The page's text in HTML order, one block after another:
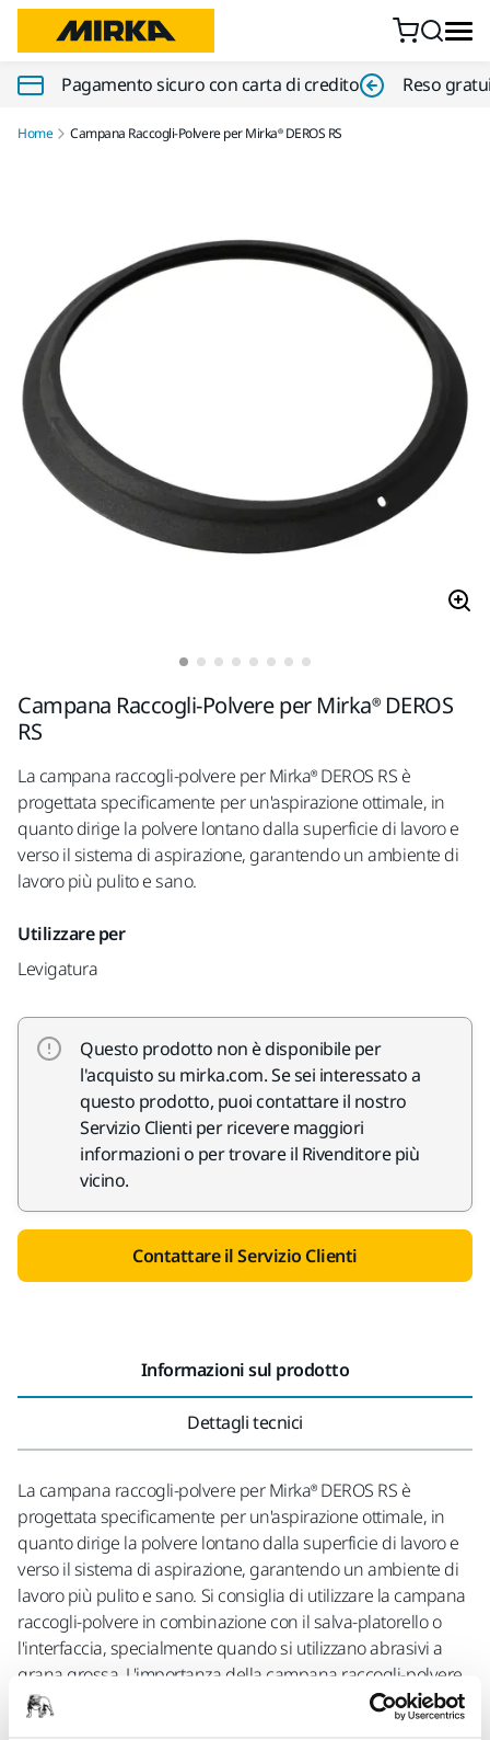
Pagamento sicuro con carta di credito Reso
Home Campana Raccogli-Polvere per Mirka® DEROS RS
Campana Raccogli-Polvere per Mirka® DEROS
RS
La campana raccogli-polvere per Mirka® DEROS RS è
progettata specificamente per un'aspirazione ottimale, in
quanto dirige la polvere lontano dalla superficie di lavoro e
verso il sistema di aspirazione, garantendo un ambiente di
lavoro più pulito e sano.
Utilizzare per
Levigatura
Questo prodotto non è disponibile per
l'acquisto su mirka.com. Se sei interessato a
questo prodotto, puoi contattare il nostro
Servizio Clienti per ricevere maggiori
informazioni o per trovare il Rivenditore più
vicino.
Contattare il Servizio Clienti
Informazioni sul prodotto
Dettagli tecnici
La campana raccogli-polvere per Mirka® DEROS RS è
progettata specificamente per un'aspirazione ottimale, in
quanto dirige la polvere lontano dalla superficie di lavoro e
verso il sistema di aspirazione, garantendo un ambiente di
lavoro più pulito e sano. Si consiglia di utilizzare la campana
raccogli-polvere in combinazione con il salva-platorello o
l'interfaccia, specialmente quando si utilizzano abrasivi a
grana grossa. L'importanza della campana raccogli-polvere
si accentua con l'aumentare dell'altezza dell'utensile. L'uso
congiunto del salva-platorello e della campana raccogli-